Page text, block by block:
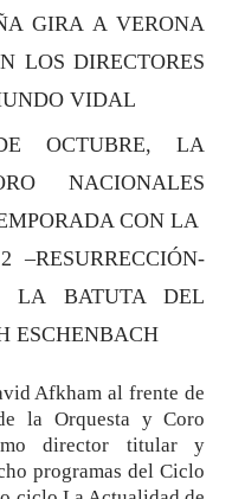
GIRA A VERONA
LOS DIRECTORES
VIDAL
OCTUBRE, LA
NACIONALES
CON LA
–RESURRECCIÓN-
LA BATUTA DEL
ESCHENBACH
Afkham al frente de
la Orquesta y Coro
director titular y
programas del Ciclo